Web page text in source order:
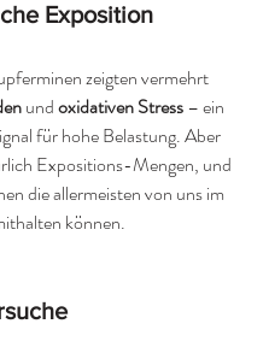
Exposition
zeigten vermehrt
und oxidativen Stress – ein
für hohe Belastung. Aber
Expositions-Mengen, und
die allermeisten von uns im
können.